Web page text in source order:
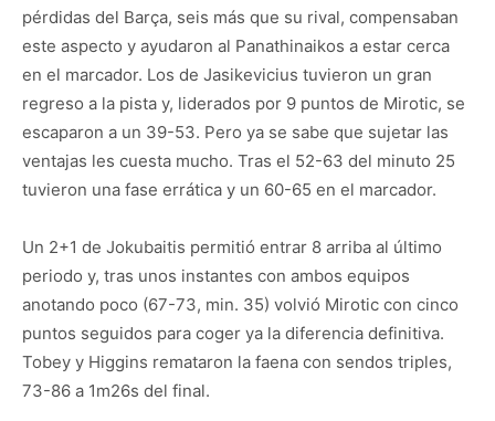
pérdidas del Barça, seis más que su rival, compensaban
este aspecto y ayudaron al Panathinaikos a estar cerca
en el marcador. Los de Jasikevicius tuvieron un gran
regreso a la pista y, liderados por 9 puntos de Mirotic, se
escaparon a un 39-53. Pero ya se sabe que sujetar las
ventajas les cuesta mucho. Tras el 52-63 del minuto 25
tuvieron una fase errática y un 60-65 en el marcador.
Un 2+1 de Jokubaitis permitió entrar 8 arriba al último
periodo y, tras unos instantes con ambos equipos
anotando poco (67-73, min. 35) volvió Mirotic con cinco
puntos seguidos para coger ya la diferencia definitiva.
Tobey y Higgins remataron la faena con sendos triples,
73-86 a 1m26s del final.